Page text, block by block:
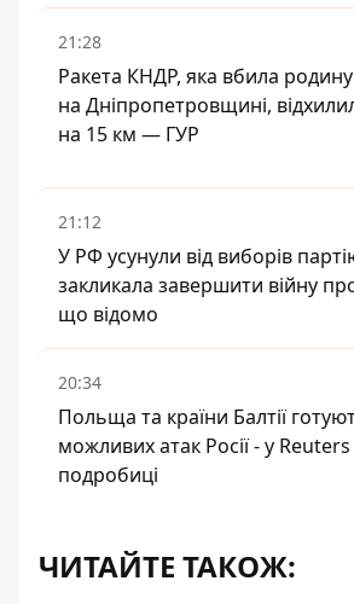
21:28
Ракета КНДР, яка вбила
на Дніпропетровщині,
на 15 км — ГУР
21:12
У РФ усунули від виборів
закликала завершити війну
що відомо
20:34
Польща та країни Балтії
можливих атак Росії - у
подробиці
ЧИТАЙТЕ ТАКОЖ: